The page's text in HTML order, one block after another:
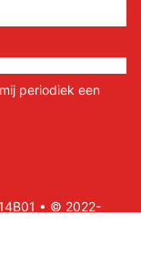
periodiek een
• © 2022-